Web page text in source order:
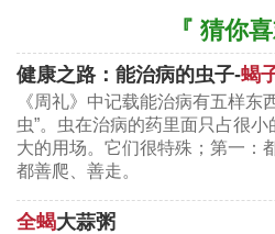
（图：蝎子）-图片源于网络
蝎子的药用和食用方法
蝎子治疗口眼歪斜名方
【组成】全蝎、白附子、白
『 猜你喜
健康之路：能治病的虫子-蝎
《周礼》中记载能治病有五样东
虫”。虫在治病的药里面只占很
大的用场。它们很特殊；第一：
都善爬、善走。
全蝎大蒜粥